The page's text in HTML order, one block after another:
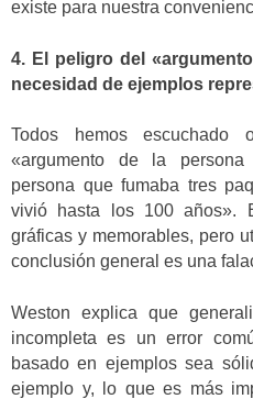
existe para nuestra
4. El peligro del
necesidad de ejemplos
Todos hemos
«argumento de la
persona que fumaba tres
vivió hasta los 100 años».
gráficas y memorables, pero
conclusión general es una
Weston explica que
incompleta es un error
basado en ejemplos sea
ejemplo y, lo que es más